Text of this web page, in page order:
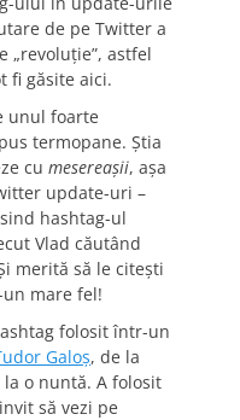
de pe Twitter a
„revoluţie”, astfel
fi găsite aici.
unul foarte
termopane. Ştia
cu mesereaşii, aşa
update-uri –
hashtag-ul
Vlad căutând
merită să le citeşti
mare fel!
folosit într-un
Galoş, de la
o nuntă. A folosit
să vezi pe